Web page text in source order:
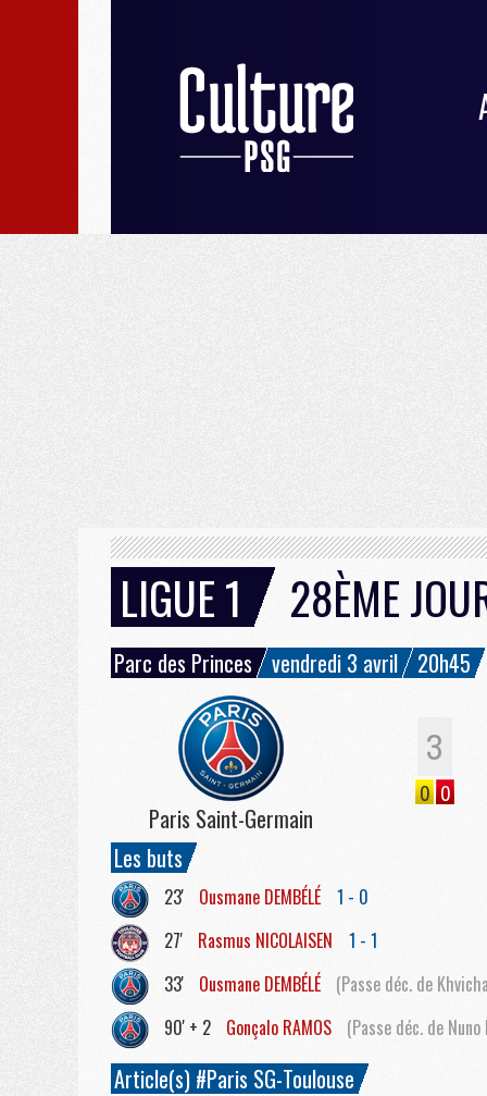
LIGUE 1 28ÈME
Parc des Princes vendredi 3 avril 20h45
Paris Saint-Germain
3
0 0
Les buts
23' Ousmane DEMBÉLÉ
1 - 0
27'
Rasmus NICOLAISEN
1 - 1
33'
Ousmane DEMBÉLÉ
(Passe déc. de
90' + 2
Gonçalo RAMOS (Passe déc. de Nuno
Article(s) #Paris SG-Toulouse